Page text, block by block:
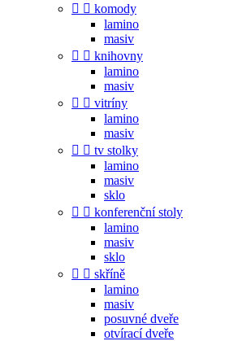
  komody
lamino
masiv
  knihovny
lamino
masiv
  vitríny
lamino
masiv
  tv stolky
lamino
masiv
sklo
  konferenční stoly
lamino
masiv
sklo
  skříně
lamino
masiv
posuvné dveře
otvírací dveře